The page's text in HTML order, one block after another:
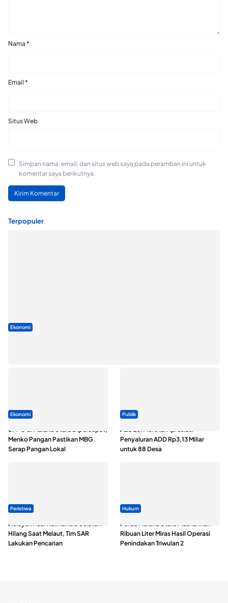
Nama *
Email *
Situs Web
Simpan nama, email, dan situs web saya pada peramban ini untuk
komentar saya berikutnya.
Terpopuler
Ekonomi
Ekonomi
SPPG di Maluku Utara Dipercepat,
Menko Pangan Pastikan MBG
Serap Pangan Lokal
Publik
ABDESI Morotai Apresiasi
Penyaluran ADD Rp3,13 Miliar
untuk 88 Desa
Peristiwa
Nelayan Asal Halmahera Selatan
Hilang Saat Melaut, Tim SAR
Lakukan Pencarian
Hukum
Polda Maluku Utara Musnahkan
Ribuan Liter Miras Hasil Operasi
Penindakan Triwulan 2